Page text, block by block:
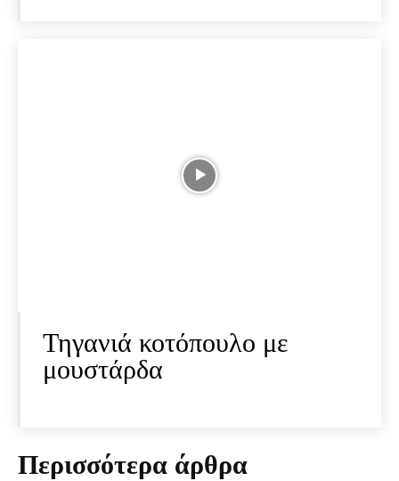
Τηγανιά κοτόπουλο με
μουστάρδα
Περισσότερα άρθρα